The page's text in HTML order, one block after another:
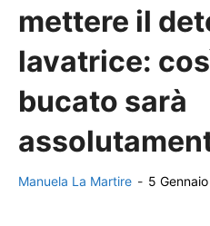
mettere il
lavatrice:
bucato sarà
Manuela La Martire - 5